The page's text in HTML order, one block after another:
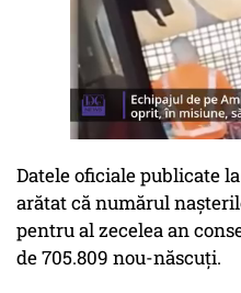
Datele oficiale publicate
arătat că numărul
pentru al zecelea an
de 705.809 nou-născuţi.